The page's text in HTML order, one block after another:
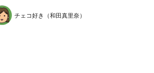
チェコ好き（和田真里奈）